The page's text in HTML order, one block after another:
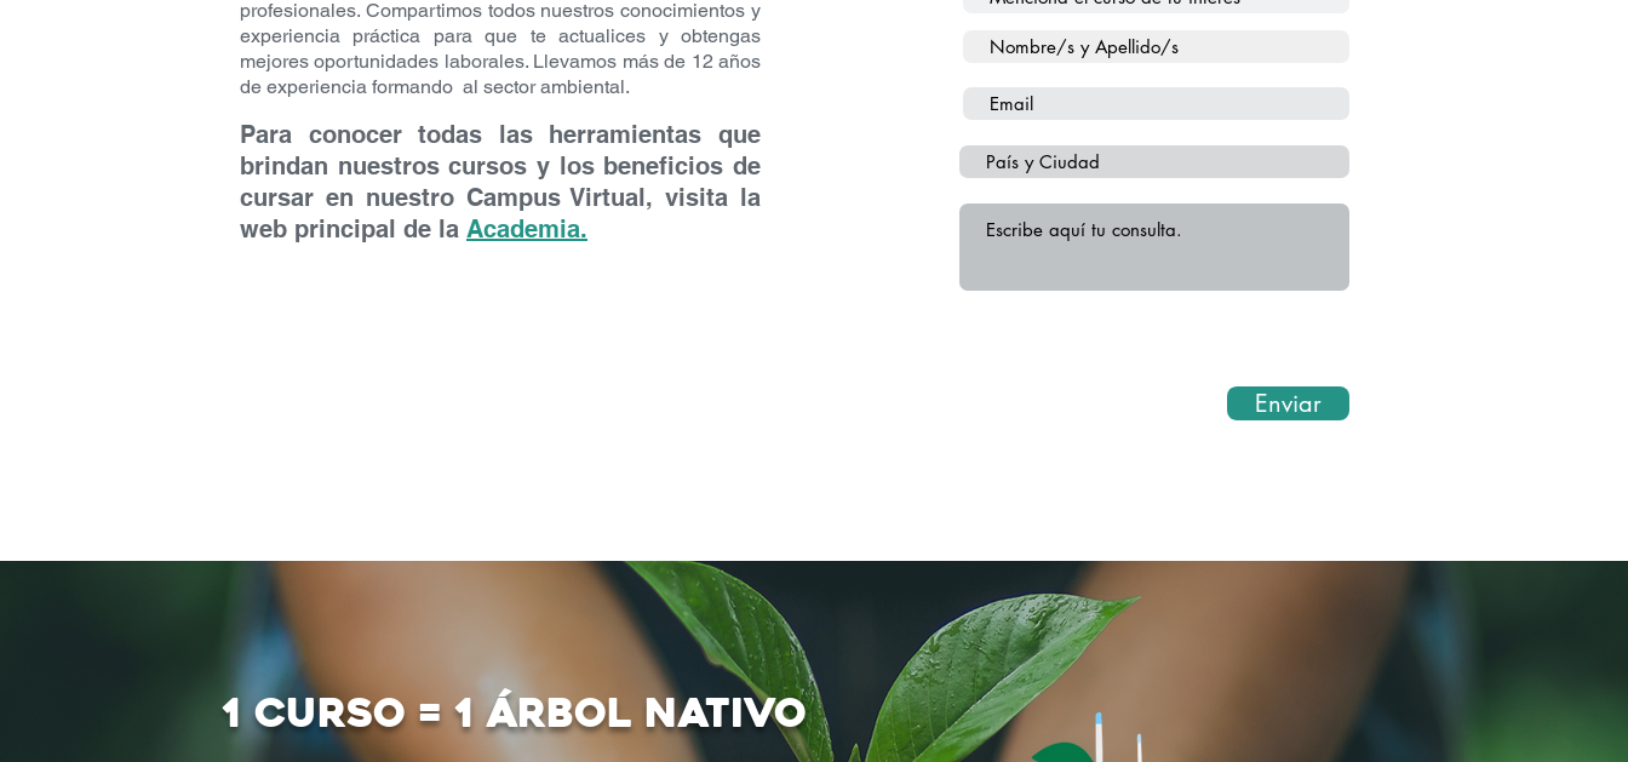
contenidos aprendidos en cada módulo.
Foro de consultas generales: espacio virtual para alumnos destinado a conocerse y conversar sobre dudas y debates de
cada curso.
Biblioteca digital: Libros en formato pdf, seleccionados exclusivamente por los tutores para profundizar y ampliar los
conocimientos.
Acceso directo al campus virtual
y contacto con el tutor para realizar consultas disponible las 24 hr.
¿Qué plazo de acceso a la plataforma y contenidos tengo?
Una vez realizado correctamente el registro, el alumno dispondrá de
para finalizar el curso.
aprendida. La misma se aprueba con un mínimo de 6 puntos y posee dos instancias de recuperación. La aprobación de la
profesionales. Compartimos todos nuestros conocimientos y
experiencia práctica para que te actualices y obtengas
mejores oportunidades laborales. Llevamos más de 12 años
de experiencia formando al sector ambiental.
Para conocer todas las herramientas que
brindan nuestros cursos y los beneficios de
cursar en nuestro Campus Virtual, visita la
web principal de la Academia.
Enviar
1 curso = 1 árbol nativo